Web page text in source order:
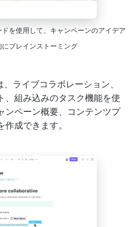
を使用して、キャンペーンのアイデア
にブレインストーミング
、ライブコラボレーション、
、組み込みのタスク機能を使
ンペーン概要、コンテンツプ
成できます。